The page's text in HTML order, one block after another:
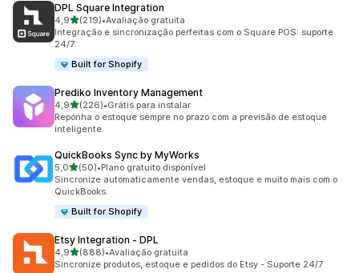
DPL Square Integration
4,9de 5 estrelas
(219)
219 avaliações ao todo
•Avaliação gratuita
Integração e sincronização perfeitas com o Square POS: suporte
24/7
Built for Shopify
Prediko Inventory Management
4,9de 5 estrelas
(226)
226 avaliações ao todo
•Grátis para instalar
Reponha o estoque sempre no prazo com a previsão de estoque
inteligente.
QuickBooks Sync by MyWorks
5,0de 5 estrelas
(50)
50 avaliações ao todo
•Plano gratuito disponível
Sincronize automaticamente vendas, estoque e muito mais com o
QuickBooks.
Built for Shopify
Etsy Integration ‑ DPL
4,9de 5 estrelas
(888)
888 avaliações ao todo
•Avaliação gratuita
Sincronize produtos, estoque e pedidos do Etsy - Suporte 24/7